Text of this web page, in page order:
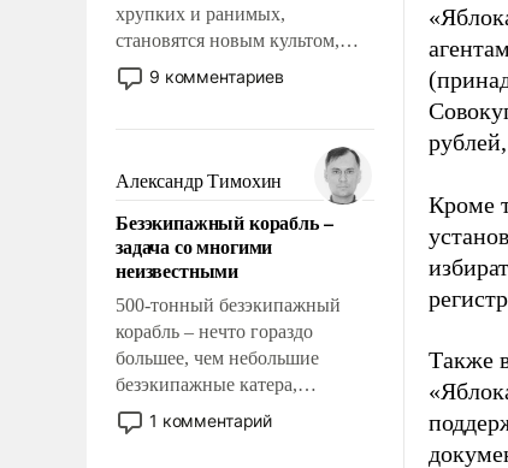
хрупких и ранимых,
становятся новым культом,
постепенно вытесняя и
отменяя традиционное
мужественным и твердым под
ударами судьбы, брать на себя
ответственность, помогать
слабым, идти вперед и
адаптироваться.
9 комментариев
Александр Тимохин
Безэкипажный корабль –
задача со многими
неизвестными
500-тонный безэкипажный
корабль – нечто гораздо
большее, чем небольшие
безэкипажные катера,
применение которых уже
стало обыденностью. Задача по
1 комментарий
Кроме
Также